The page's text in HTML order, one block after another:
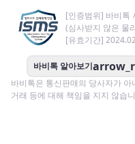
[인증범위] 바비톡
(심사받지 않은 물
[유효기간]
바비톡 알아보기
바비톡은 통신판매의 당사자가
거래 등에 대해 책임을 지지 않습